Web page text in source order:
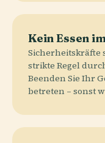
Kein Essen
Sicherheitskräfte
strikte Regel
Beenden Sie Ihr
betreten – sonst